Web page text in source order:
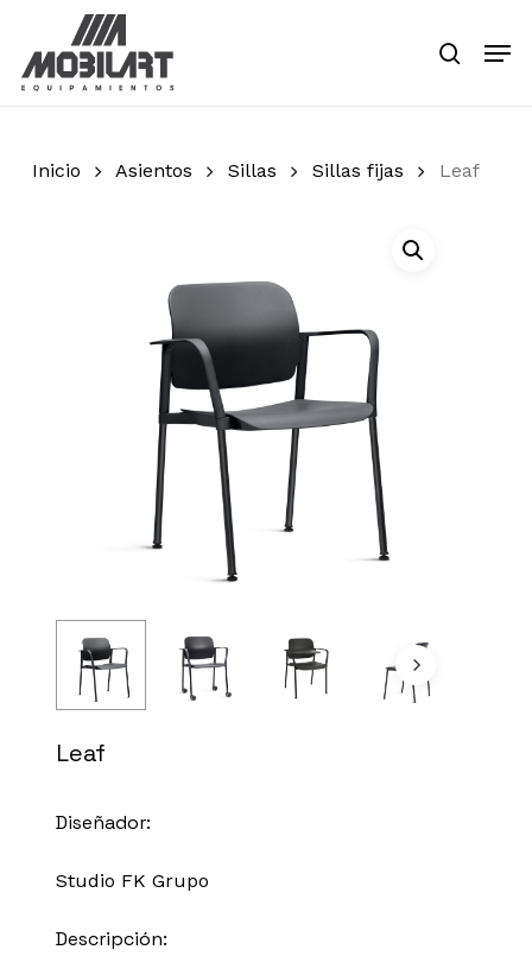
main
search
Inicio Asientos Sillas Sillas fijas Leaf
Leaf
Diseñador:
Studio FK Grupo
Descripción: